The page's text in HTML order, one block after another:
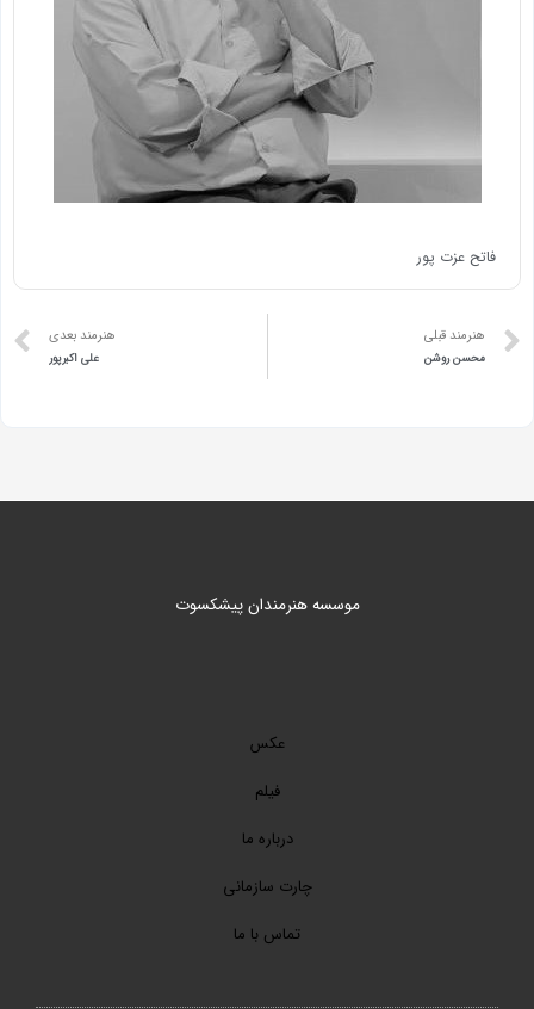
فاتح عزت پور
هنرمند قبلی
محسن روشن
هنرمند بعدی
علی اکبرپور
موسسه هنرمندان پیشکسوت
عکس
فیلم
درباره ما
چارت سازمانی
تماس با ما